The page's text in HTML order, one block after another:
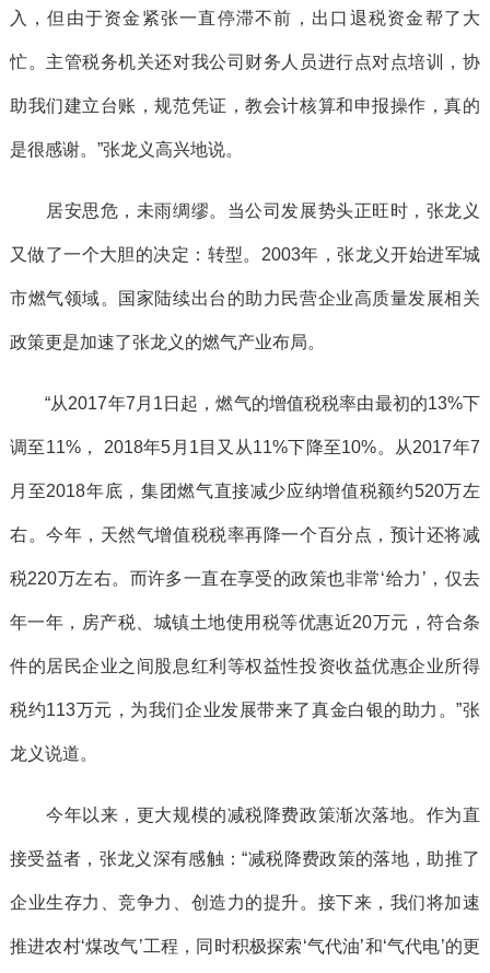
入，但由于资金紧张一直停滞不前，出口退税资金帮了大
忙。主管税务机关还对我公司财务人员进行点对点培训，协
助我们建立台账，规范凭证，教会计核算和申报操作，真的
是很感谢。”张龙义高兴地说。
居安思危，未雨绸缪。当公司发展势头正旺时，张龙义
又做了一个大胆的决定：转型。2003年，张龙义开始进军城
市燃气领域。国家陆续出台的助力民营企业高质量发展相关
政策更是加速了张龙义的燃气产业布局。
“从2017年7月1日起，燃气的增值税税率由最初的13%下
调至11%， 2018年5月1目又从11%下降至10%。从2017年7
月至2018年底，集团燃气直接减少应纳增值税额约520万左
右。今年，天然气增值税税率再降一个百分点，预计还将减
税220万左右。而许多一直在享受的政策也非常‘给力’，仅去
年一年，房产税、城镇土地使用税等优惠近20万元，符合条
件的居民企业之间股息红利等权益性投资收益优惠企业所得
税约113万元，为我们企业发展带来了真金白银的助力。”张
龙义说道。
今年以来，更大规模的减税降费政策渐次落地。作为直
接受益者，张龙义深有感触：“减税降费政策的落地，助推了
企业生存力、竞争力、创造力的提升。接下来，我们将加速
推进农村‘煤改气’工程，同时积极探索‘气代油’和‘气代电’的更